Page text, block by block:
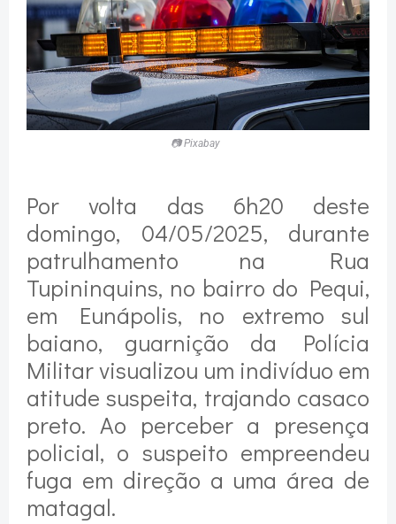
📷 Pixabay
Por volta das 6h20 deste
domingo, 04/05/2025, durante
patrulhamento na Rua
Tupininquins, no bairro do Pequi,
em Eunápolis, no extremo sul
baiano, guarnição da Polícia
Militar visualizou um indivíduo em
atitude suspeita, trajando casaco
preto. Ao perceber a presença
policial, o suspeito empreendeu
fuga em direção a uma área de
matagal.